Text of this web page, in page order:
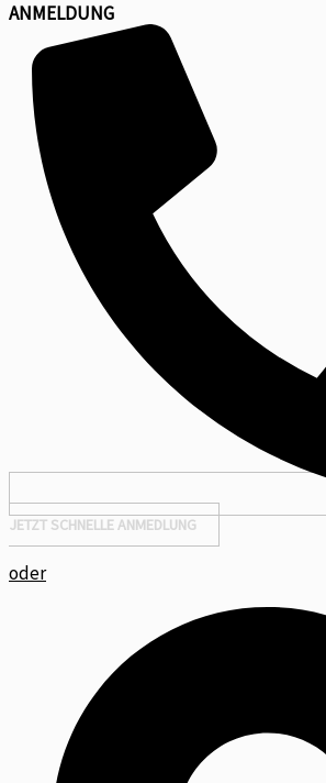
ANMELDUNG
JETZT SCHNELLE ANMEDLUNG
oder